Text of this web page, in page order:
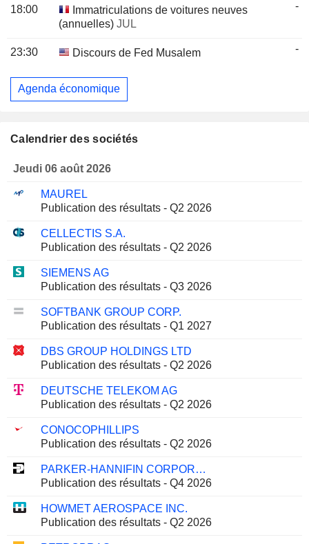
18:00
Immatriculations de voitures neuves
(annuelles) JUL
-
23:30 Discours de Fed Musalem -
Agenda économique
Calendrier des sociétés
Jeudi 06 août 2026
MAUREL
Publication des résultats - Q2 2026
CELLECTIS S.A.
Publication des résultats - Q2 2026
SIEMENS AG
Publication des résultats - Q3 2026
SOFTBANK GROUP CORP.
Publication des résultats - Q1 2027
DBS GROUP HOLDINGS LTD
Publication des résultats - Q2 2026
DEUTSCHE TELEKOM AG
Publication des résultats - Q2 2026
CONOCOPHILLIPS
Publication des résultats - Q2 2026
PARKER-HANNIFIN CORPORATION
Publication des résultats - Q4 2026
HOWMET AEROSPACE INC.
Publication des résultats - Q2 2026